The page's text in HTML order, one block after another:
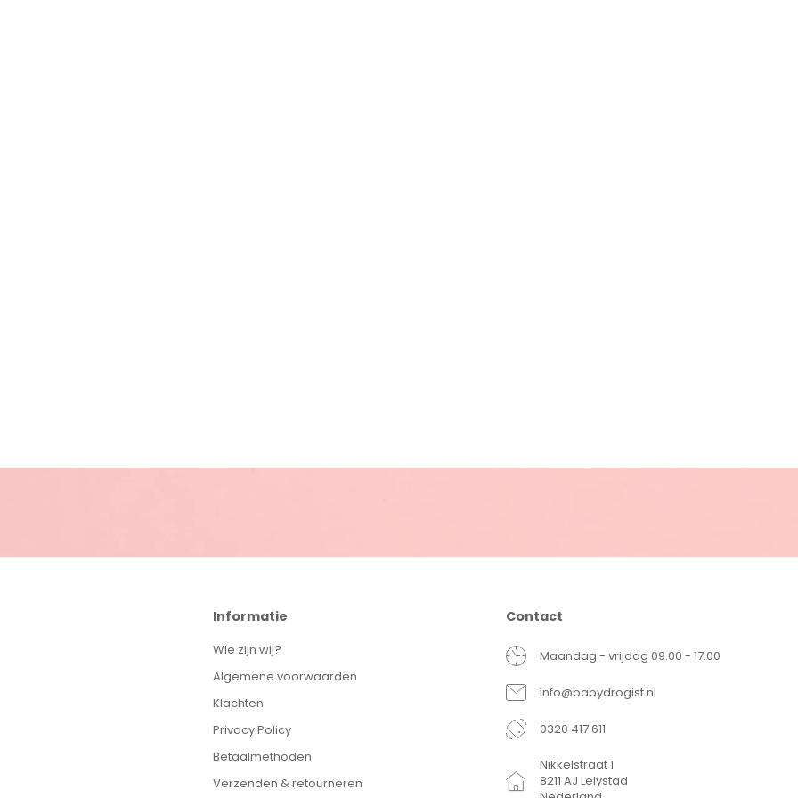
snel melk en babyvoeding.
de flessenwarmer zelfs verpakkingen met
en geeft je meer tijd om te genieten van
toonaangevende merken
flessen en potjes met babyvoeding van
Informatie
Wie zijn wij?
Algemene voorwaarden
Klachten
Privacy Policy
Betaalmethoden
Verzenden & retourneren
Contact
Maandag - vrijdag 09.00 - 17.00
info@babydrogist.nl
0320 417 611
Nikkelstraat 1
8211 AJ Lelystad